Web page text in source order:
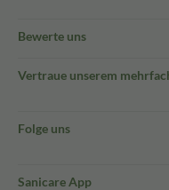
Bewerte uns
Vertraue unserem
Folge uns
Sanicare App